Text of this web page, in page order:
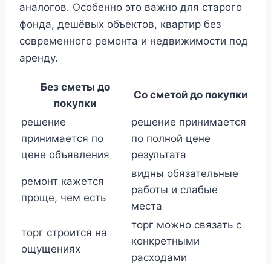
аналогов. Особенно это важно для старого
фонда, дешёвых объектов, квартир без
современного ремонта и недвижимости под
аренду.
Без сметы до
покупки
Со сметой до покупки
решение
принимается по
цене объявления
решение принимается
по полной цене
результата
ремонт кажется
проще, чем есть
видны обязательные
работы и слабые
места
торг строится на
ощущениях
торг можно связать с
конкретными
расходами